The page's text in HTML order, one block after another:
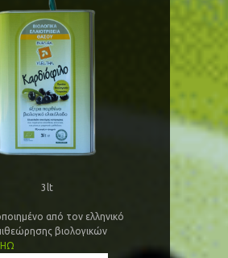
3lt
από τον ελληνικό
βιολογικών